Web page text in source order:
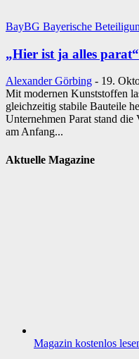
BayBG Bayerische
„Hier ist ja alles parat“
Alexander Görbing - 19.
Mit modernen Kunststoffen
gleichzeitig stabile Bauteile
Unternehmen Parat stand die
am Anfang...
Aktuelle Magazine
Magazin kostenlos